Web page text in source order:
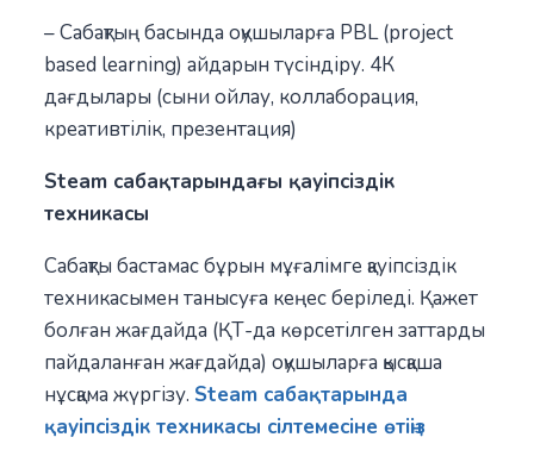
– Сабақтың басында оқушыларға PBL (project
based learning) айдарын түсіндіру. 4К
дағдылары (сыни ойлау, коллаборация,
креативтілік, презентация)
Steam сабақтарындағы қауіпсіздік
техникасы
Сабақты бастамас бұрын мұғалімге қауіпсіздік
техникасымен танысуға кеңес беріледі. Қажет
болған жағдайда (ҚТ-да көрсетілген заттарды
пайдаланған жағдайда) оқушыларға қысқаша
нұсқама жүргізу. Steam сабақтарында
қауіпсіздік техникасы сілтемесіне өтіңіз